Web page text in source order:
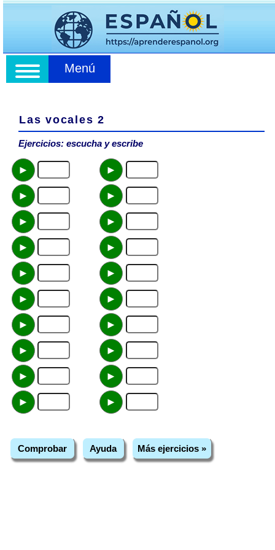
Menú
Las vocales 2
Ejercicios: escucha y escribe
► ►
► ►
► ►
► ►
► ►
► ►
► ►
► ►
► ►
► ►
Comprobar Ayuda Más ejercicios »